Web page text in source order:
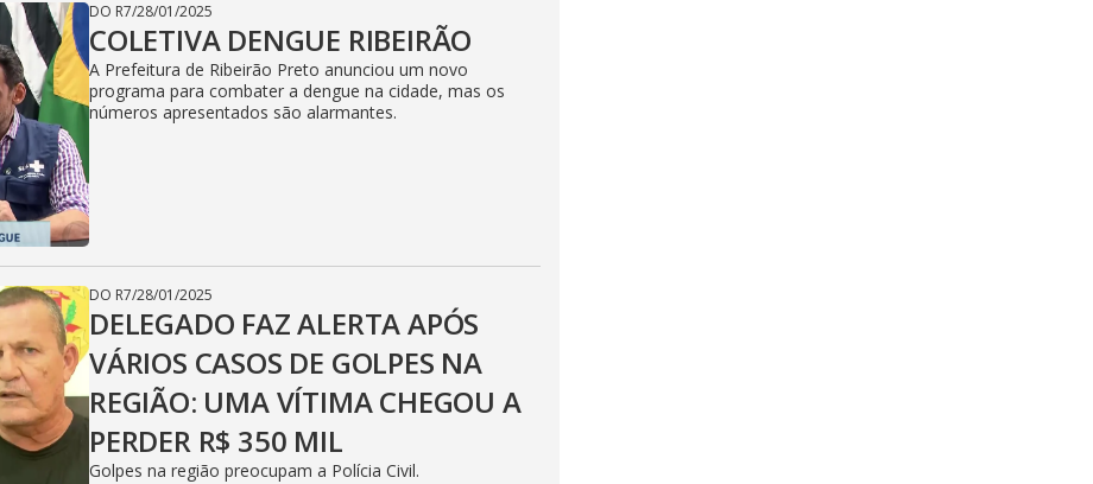
DO R7/28/01/2025
COLETIVA DENGUE RIBEIRÃO
A Prefeitura de Ribeirão Preto anunciou um novo
programa para combater a dengue na cidade, mas os
números apresentados são alarmantes.
DO R7/28/01/2025
DELEGADO FAZ ALERTA APÓS
VÁRIOS CASOS DE GOLPES NA
REGIÃO: UMA VÍTIMA CHEGOU A
PERDER R$ 350 MIL
Golpes na região preocupam a Polícia Civil.